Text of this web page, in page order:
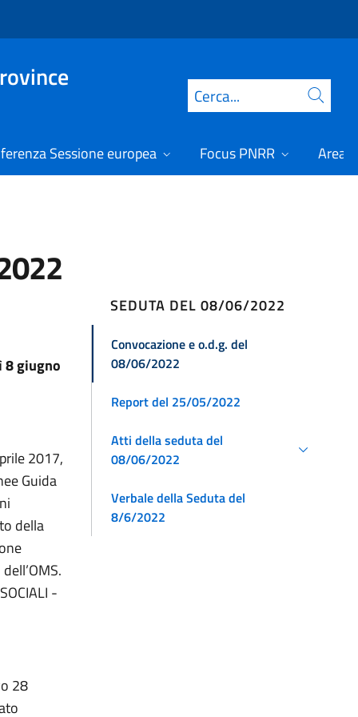
Cerca
Sessione europea Focus PNRR Area
8 giugno
2017,
Guida
della
-
28
SEDUTA DEL 08/06/2022
Convocazione e o.d.g. del
08/06/2022
Report del 25/05/2022
Atti della seduta del
08/06/2022
Verbale della Seduta del
8/6/2022